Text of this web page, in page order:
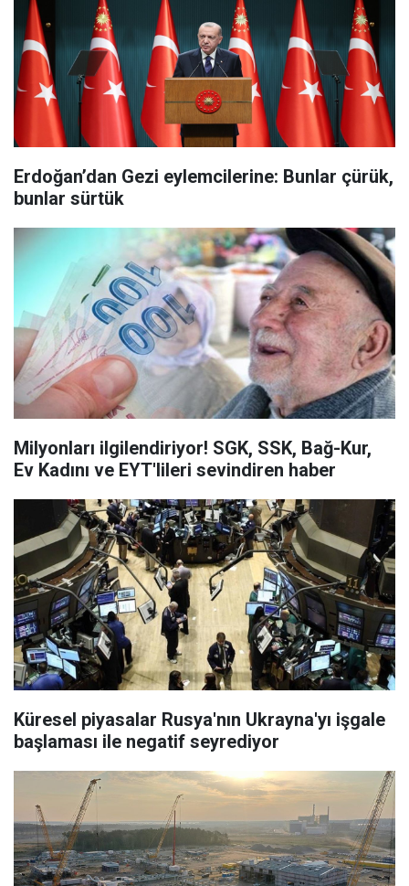
Erdoğan’dan Gezi eylemcilerine: Bunlar çürük,
bunlar sürtük
Milyonları ilgilendiriyor! SGK, SSK, Bağ-Kur,
Ev Kadını ve EYT'lileri sevindiren haber
Küresel piyasalar Rusya'nın Ukrayna'yı işgale
başlaması ile negatif seyrediyor